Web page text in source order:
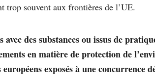
trop souvent aux frontières de l’UE.
des substances ou issus de
en matière de protection de
exposés à une concurrence